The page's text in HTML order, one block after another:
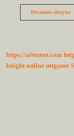
Devamını okuyunNa
https://altinnet.com
knight online nttgame